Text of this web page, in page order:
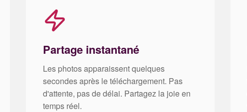
Partage instantané
Les photos apparaissent quelques
secondes après le téléchargement. Pas
d'attente, pas de délai. Partagez la joie en
temps réel.